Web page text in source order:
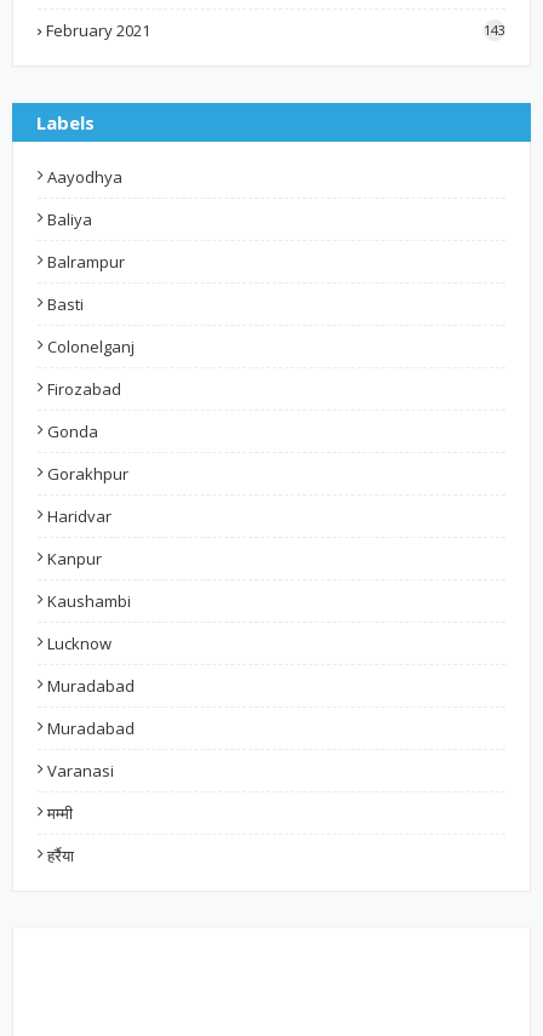
February 2021 143
Labels
Aayodhya
Baliya
Balrampur
Basti
Colonelganj
Firozabad
Gonda
Gorakhpur
Haridvar
Kanpur
Kaushambi
Lucknow
Muradabad
Muradabad
Varanasi
मम्मी
हर्रैया